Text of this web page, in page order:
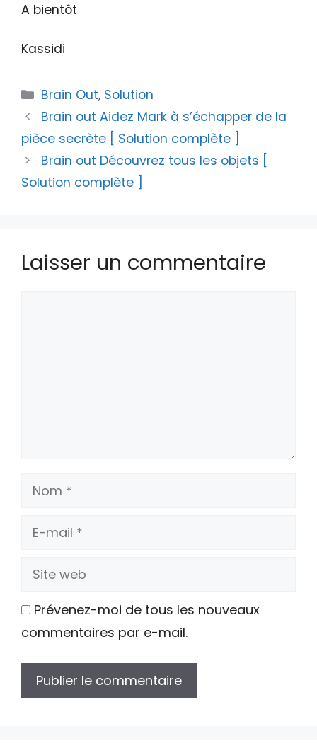
A bientôt
Kassidi
Catégories
Brain Out, Solution
Brain out Aidez Mark à s’échapper de la
pièce secrète [ Solution complète ]
Brain out Découvrez tous les objets [
Solution complète ]
Laisser un commentaire
Nom
E-
Site
Prévenez-moi de tous les nouveaux
commentaires par e-mail.